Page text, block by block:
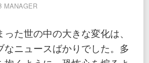
MANAGER
た世の中の大きな変化は、
なニュースばかりでした。多